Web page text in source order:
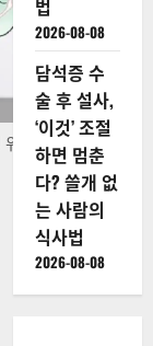
는 ‘대퇴사
두근’ 강화
법
2026-08-08
폐가전 속
도시광산에
서 금 캐는
법
2026-08-08
담석증 수